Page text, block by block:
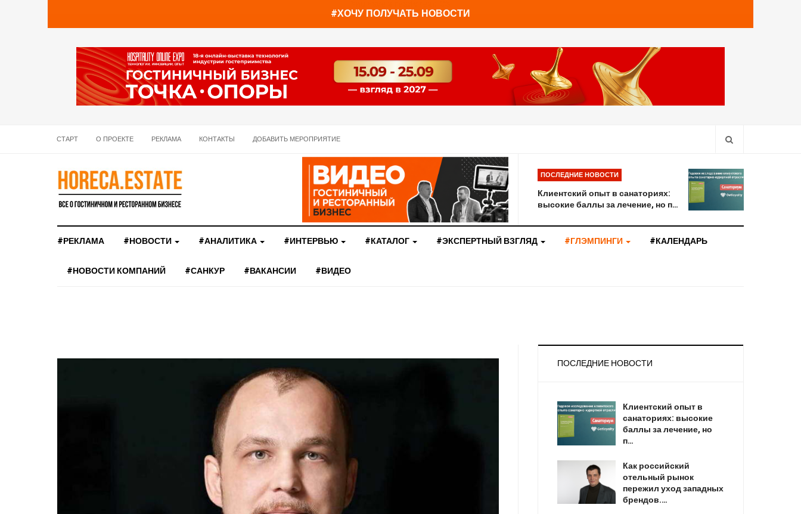
#ХОЧУ ПОЛУЧАТЬ НОВОСТИ
СТАРТ О ПРОЕКТЕ РЕКЛАМА КОНТАКТЫ ДОБАВИТЬ МЕРОПРИЯТИЕ
ПОСЛЕДНИЕ НОВОСТИ
Клиентский опыт в санаториях:
высокие баллы за лечение, но п…
#РЕКЛАМА #НОВОСТИ #АНАЛИТИКА #ИНТЕРВЬЮ #КАТАЛОГ #ЭКСПЕРТНЫЙ ВЗГЛЯД #ГЛЭМПИНГИ #КАЛЕНДАРЬ
#НОВОСТИ КОМПАНИЙ #САНКУР #ВАКАНСИИ #ВИДЕО
ПОСЛЕДНИЕ НОВОСТИ
Клиентский опыт в
санаториях: высокие
баллы за лечение, но
п…
Как российский
отельный рынок
пережил уход западных
брендов.…